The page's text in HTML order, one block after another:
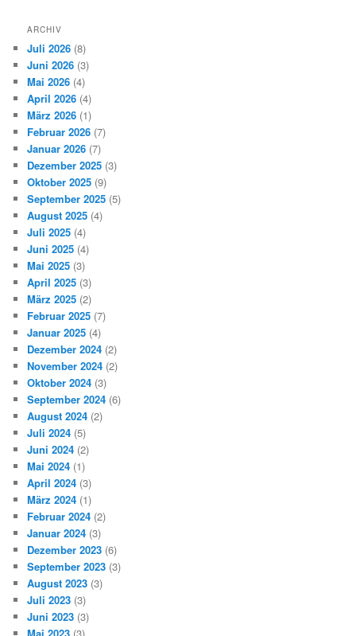
ARCHIV
Juli 2026 (8)
Juni 2026 (3)
Mai 2026 (4)
April 2026 (4)
März 2026 (1)
Februar 2026 (7)
Januar 2026 (7)
Dezember 2025 (3)
Oktober 2025 (9)
September 2025 (5)
August 2025 (4)
Juli 2025 (4)
Juni 2025 (4)
Mai 2025 (3)
April 2025 (3)
März 2025 (2)
Februar 2025 (7)
Januar 2025 (4)
Dezember 2024 (2)
November 2024 (2)
Oktober 2024 (3)
September 2024 (6)
August 2024 (2)
Juli 2024 (5)
Juni 2024 (2)
Mai 2024 (1)
April 2024 (3)
März 2024 (1)
Februar 2024 (2)
Januar 2024 (3)
Dezember 2023 (6)
September 2023 (3)
August 2023 (3)
Juli 2023 (3)
Juni 2023 (3)